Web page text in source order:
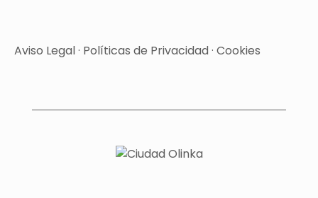
Aviso Legal· Políticas de Privacidad· Cookies